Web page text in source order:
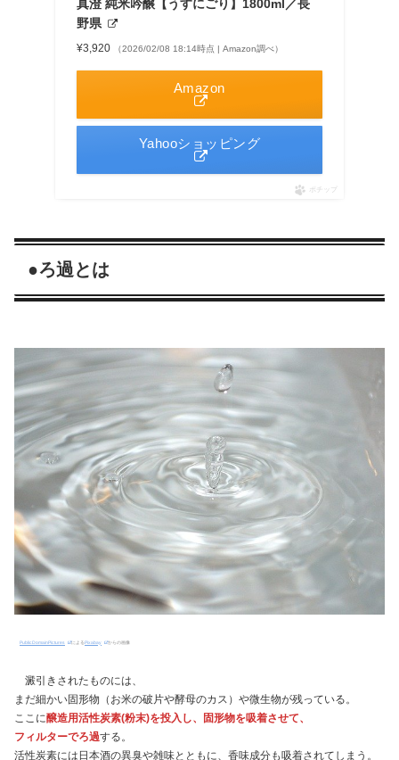
真澄 純米吟醸【うすにごり】1800ml／長
野県
¥3,920 （2026/02/08 18:14時点 | Amazon調べ）
Amazon
Yahooショッピング
ポチップ
●ろ過とは
PublicDomainPictures によるPixabay からの画像
澱引きされたものには、
まだ細かい固形物（お米の破片や酵母のカス）や微生物が残っている。
ここに醸造用活性炭素(粉末)を投入し、固形物を吸着させて、
フィルターでろ過する。
活性炭素には日本酒の異臭や雑味とともに、香味成分も吸着されてしまう。